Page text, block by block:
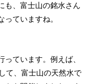
も、富士山の銘水さん
ていますね。
ています。例えば、
て、富士山の天然水で